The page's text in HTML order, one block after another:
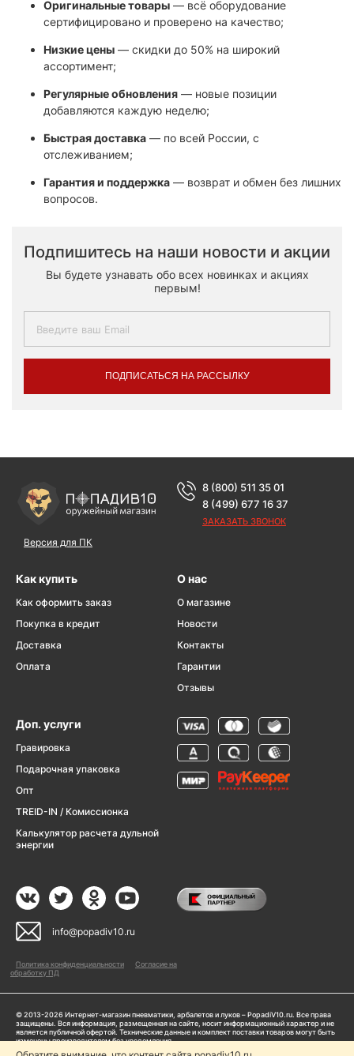
Оригинальные товары — всё оборудование
сертифицировано и проверено на качество;
Низкие цены — скидки до 50% на широкий
ассортимент;
Регулярные обновления — новые позиции
добавляются каждую неделю;
Быстрая доставка — по всей России, с
отслеживанием;
Гарантия и поддержка — возврат и обмен без лишних
вопросов.
Подпишитесь на наши новости и акции
Вы будете узнавать обо всех новинках и акциях
первым!
ПОДПИСАТЬСЯ НА РАССЫЛКУ
Версия для ПК
8 (800) 511 35 01
8 (499) 677 16 37
ЗАКАЗАТЬ ЗВОНОК
Как купить
Как оформить заказ
Покупка в кредит
Доставка
Оплата
О нас
О магазине
Новости
Контакты
Гарантии
Отзывы
Доп. услуги
Гравировка
Подарочная упаковка
Опт
TREID-IN / Комиссионка
Калькулятор расчета дульной
энергии
info@popadiv10.ru
Политика конфиденциальности
Согласие на
обработку ПД
© 2013-2026 Интернет-магазин пневматики, арбалетов и луков – PopadiV10.ru. Все права
защищены. Вся информация, размещенная на сайте, носит информационный характер и не
является публичной офертой. Технические данные и комплект поставки товаров могут быть
изменены производителем без уведомления
ИП Жарук Александр Сергеевич, ОГРНИП: 314504704200042